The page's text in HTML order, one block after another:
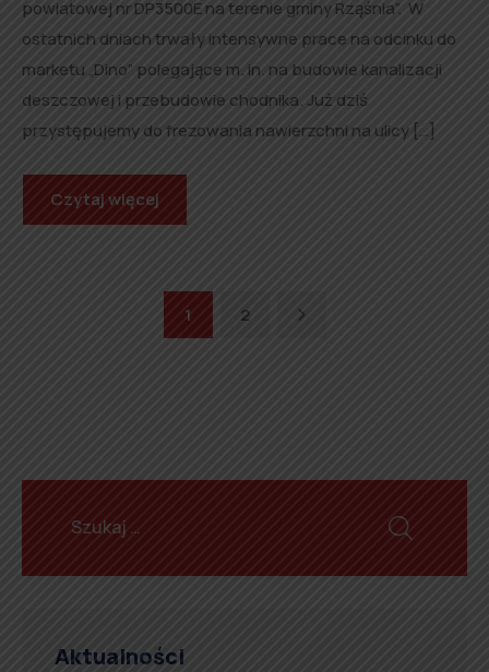
powiatowej nr DP3500E na terenie gminy Rząśnia”. W
ostatnich dniach trwały intensywne prace na odcinku do
marketu „Dino” polegające m. in. na budowie kanalizacji
deszczowej i przebudowie chodnika. Już dziś
przystępujemy do frezowania nawierzchni na ulicy […]
Czytaj więcej
1 2
Aktualności